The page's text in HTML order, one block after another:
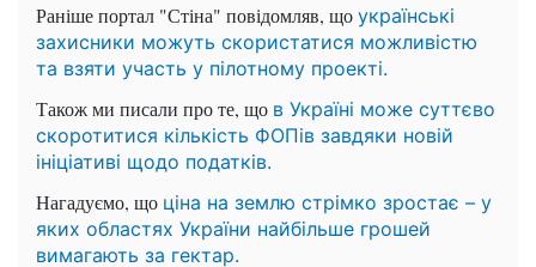
Раніше портал "Стіна" повідомляв, що українські
захисники можуть скористатися можливістю
та взяти участь у пілотному проекті.
Також ми писали про те, що в Україні може суттєво
скоротитися кількість ФОПів завдяки новій
ініціативі щодо податків.
Нагадуємо, що ціна на землю стрімко зростає – у
яких областях України найбільше грошей
вимагають за гектар.